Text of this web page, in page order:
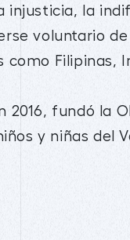
injusticia, la
voluntario de
Filipinas,
fundó la
y niñas del